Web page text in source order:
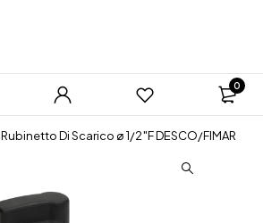
0
Rubinetto Di Scarico ø 1/2″F DESCO/FIMAR